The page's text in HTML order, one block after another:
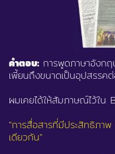
คำตอบ:การพูดภาษาอังกฤ
เพี้ยนถึงขนาดเป็นอุปสรรค
ผมเคยได้ให้สัมภาษณ์ไว้ใ
"การสื่อสารที่มีประสิทธิภา
เดียวกัน"